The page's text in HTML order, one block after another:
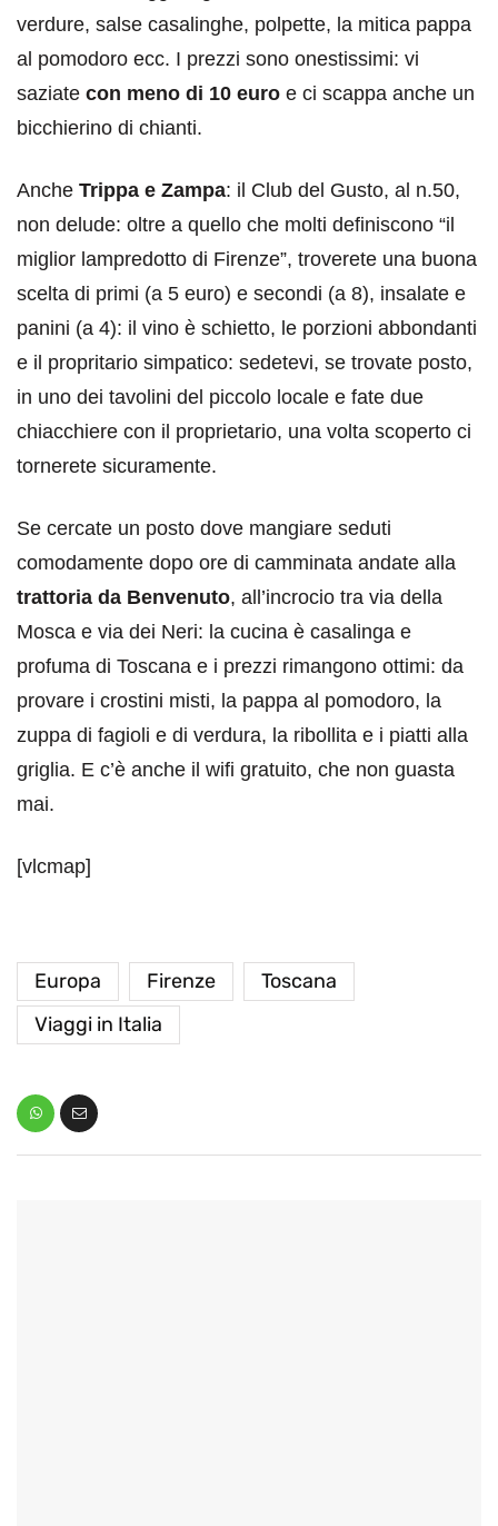
verdure, salse casalinghe, polpette, la mitica pappa
al pomodoro ecc. I prezzi sono onestissimi: vi
saziate con meno di 10 euro e ci scappa anche un
bicchierino di chianti.
Anche Trippa e Zampa: il Club del Gusto, al n.50,
non delude: oltre a quello che molti definiscono “il
miglior lampredotto di Firenze”, troverete una buona
scelta di primi (a 5 euro) e secondi (a 8), insalate e
panini (a 4): il vino è schietto, le porzioni abbondanti
e il propritario simpatico: sedetevi, se trovate posto,
in uno dei tavolini del piccolo locale e fate due
chiacchiere con il proprietario, una volta scoperto ci
tornerete sicuramente.
Se cercate un posto dove mangiare seduti
comodamente dopo ore di camminata andate alla
trattoria da Benvenuto, all’incrocio tra via della
Mosca e via dei Neri: la cucina è casalinga e
profuma di Toscana e i prezzi rimangono ottimi: da
provare i crostini misti, la pappa al pomodoro, la
zuppa di fagioli e di verdura, la ribollita e i piatti alla
griglia. E c’è anche il wifi gratuito, che non guasta
mai.
[vlcmap]
Europa Firenze
Toscana
Viaggi in Italia